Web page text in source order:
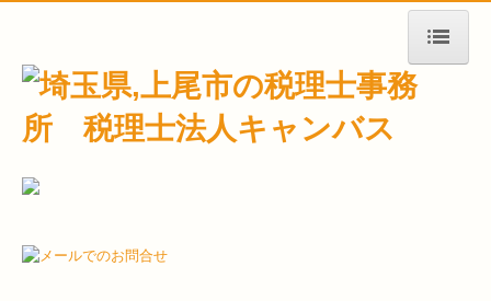
ホーム
事務所紹介